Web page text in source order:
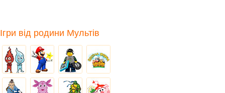
Ігри від родини Мультів